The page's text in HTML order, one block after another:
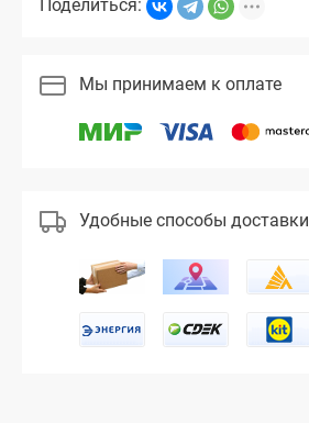
Поделиться:
Мы принимаем к оплате
Удобные способы доставки